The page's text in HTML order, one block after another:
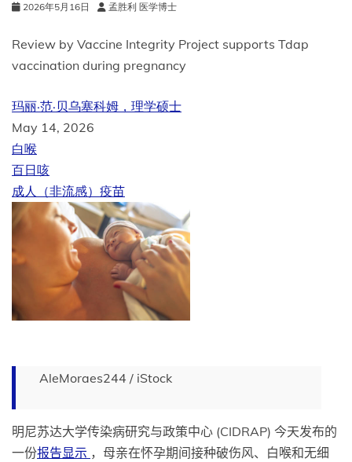
2026年5月16日 孟胜利 医学博士
Review by Vaccine Integrity Project supports Tdap
vaccination during pregnancy
玛丽·范·贝乌塞科姆，理学硕士
May 14, 2026
白喉
百日咳
成人（非流感）疫苗
AleMoraes244 / iStock
明尼苏达大学传染病研究与政策中心 (CIDRAP) 今天发布的
一份报告显示 ，母亲在怀孕期间接种破伤风、白喉和无细